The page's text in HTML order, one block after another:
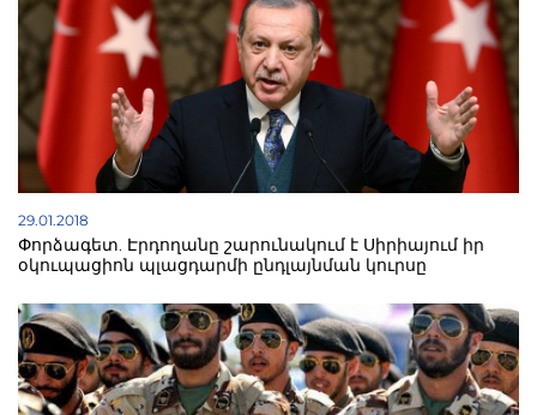
29.01.2018
Փորձագետ. Էրդողանը շարունակում է Սիրիայում իր
օկուպացիոն պլացդարմի ընդլայնման կուրսը